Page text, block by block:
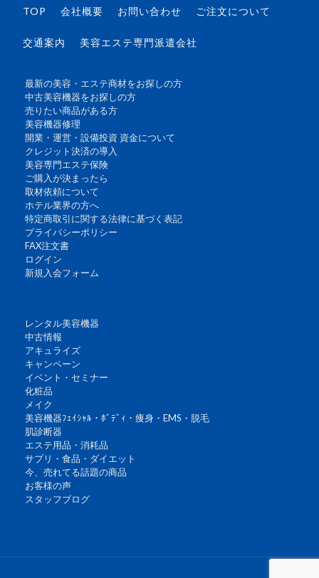
TOP 会社概要 お問い合わせ ご注文について
交通案内 美容エステ専門派遣会社
最新の美容・エステ商材をお探しの方
中古美容機器をお探しの方
売りたい商品がある方
美容機器修理
開業・運営・設備投資 資金について
クレジット決済の導入
美容専門エステ保険
ご購入が決まったら
取材依頼について
ホテル業界の方へ
特定商取引に関する法律に基づく表記
プライバシーポリシー
FAX注文書
ログイン
新規入会フォーム
レンタル美容機器
中古情報
アキュライズ
キャンペーン
イベント・セミナー
化粧品
メイク
美容機器ﾌｪｲｼｬﾙ・ﾎﾞﾃﾞｨ・痩身・EMS・脱毛
肌診断器
エステ用品・消耗品
サプリ・食品・ダイエット
今、売れてる話題の商品
お客様の声
スタッフブログ